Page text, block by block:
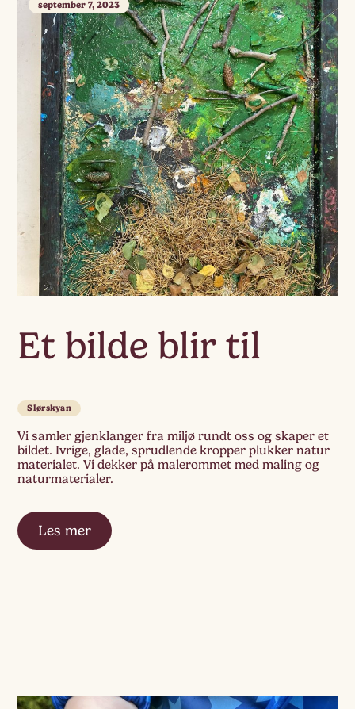
Et bilde blir til
september 7, 2023
Slørskyan
Vi samler gjenklanger fra miljø rundt oss og skaper et
bildet. Ivrige, glade, sprudlende kropper plukker natur
materialet. Vi dekker på malerommet med maling og
naturmaterialer.
Les mer